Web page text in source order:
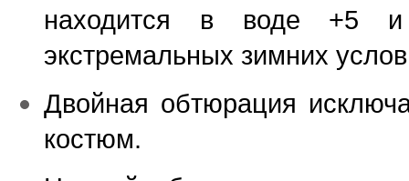
находится в воде +5
экстремальных зимних
Двойная обтюрация
костюм.